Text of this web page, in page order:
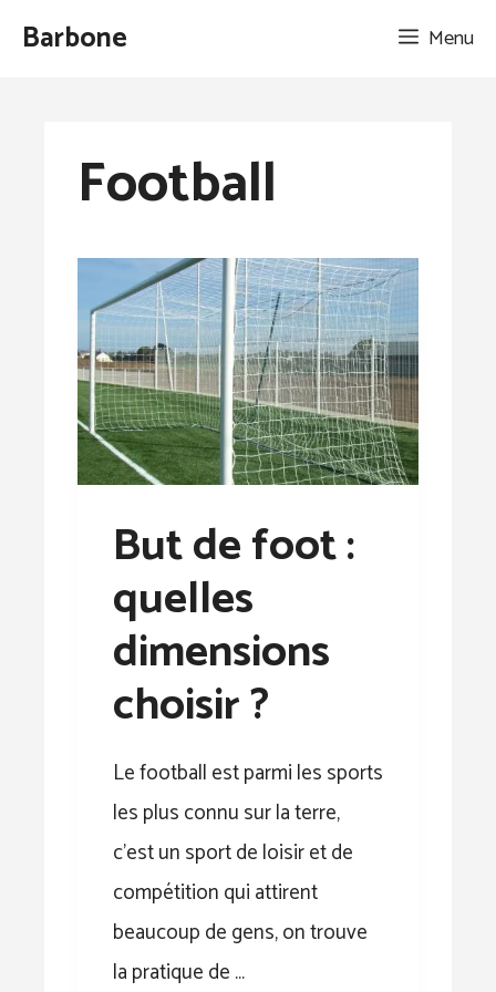
AllerBarbone Menu
Football
But de foot :
quelles
dimensions
choisir ?
Le football est parmi les sports
les plus connu sur la terre,
c’est un sport de loisir et de
compétition qui attirent
beaucoup de gens, on trouve
la pratique de …